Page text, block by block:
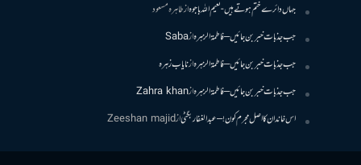
جہاں دائرے ختم ہوتے ہیں- نعیم اللہ باجوہازطاہرہ مسعود
جب جذبات خبر بن جائیں – فاطمۃالزہرہازSaba
جب جذبات خبر بن جائیں – فاطمۃالزہرہازنایاب زہرہ
جب جذبات خبر بن جائیں – فاطمۃالزہرہازZahra khan
اس خاندان کا اصل مجرم کون! – عبدالغفار بگٹیازZeeshan majid